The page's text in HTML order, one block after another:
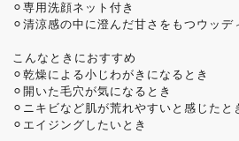
⚪︎専用洗顔ネット付き
⚪︎清涼感の中に澄んだ甘さをもつウッデ
こんなときにおすすめ
⚪︎乾燥による小じわがきになるとき
⚪︎開いた毛穴が気になるとき
⚪︎ニキビなど肌が荒れやすいと感じたと
⚪︎エイジングしたいとき